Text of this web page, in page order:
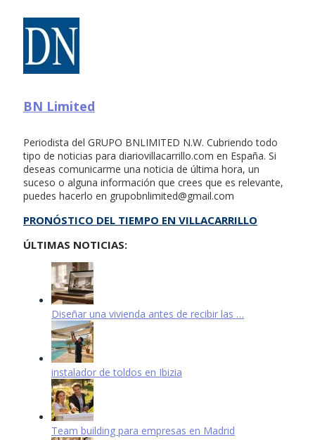
BN Limited
Periodista del GRUPO BNLIMITED N.W. Cubriendo todo
tipo de noticias para diariovillacarrillo.com en España. Si
deseas comunicarme una noticia de última hora, un
suceso o alguna información que crees que es relevante,
puedes hacerlo en grupobnlimited@gmail.com
PRONÓSTICO DEL TIEMPO EN VILLACARRILLO
ÚLTIMAS NOTICIAS:
Diseñar una vivienda antes de recibir las …
instalador de toldos en Ibizia
Team building para empresas en Madrid